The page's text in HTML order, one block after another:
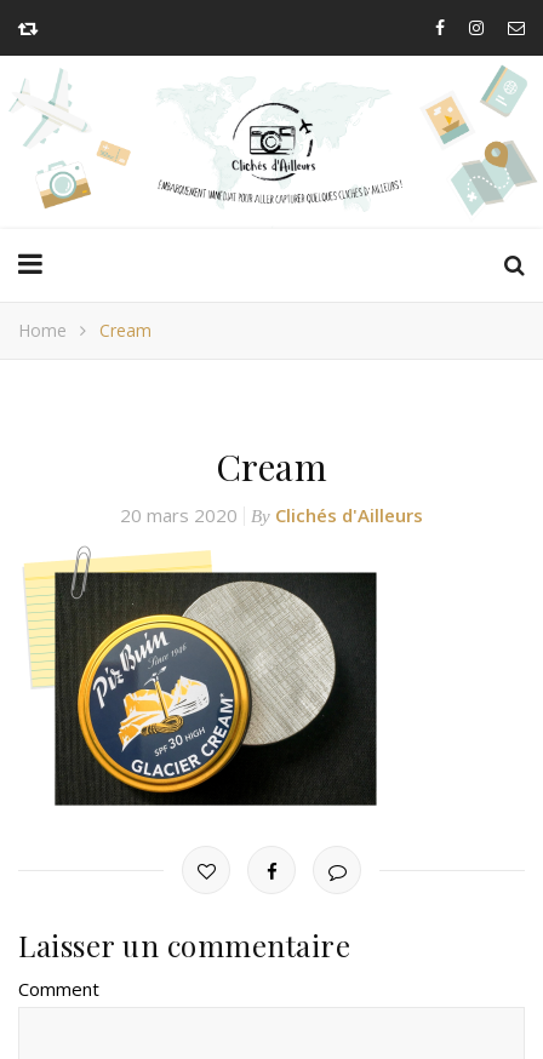
Home Cream
Cream
20 mars 2020 By Clichés d'Ailleurs
Laisser un commentaire
Comment